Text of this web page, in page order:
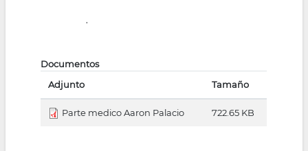
.
Documentos
Adjunto
Tamaño
Parte medico Aaron Palacio 722.65 KB